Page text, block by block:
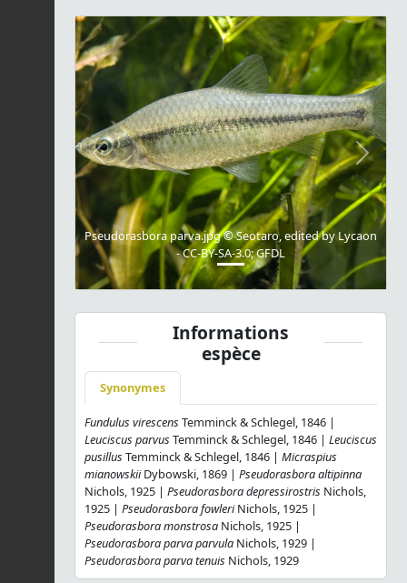
Pseudorasbora parva.jpg © Seotaro, edited by Lycaon
- CC-BY-SA-3.0; GFDL
Previous Next
Informations
espèce
Synonymes
Fundulus virescens Temminck & Schlegel, 1846 |
Leuciscus parvus Temminck & Schlegel, 1846 | Leuciscus
pusillus Temminck & Schlegel, 1846 | Micraspius
mianowskiiDybowski, 1869 | Pseudorasbora altipinna
Nichols, 1925 | Pseudorasbora depressirostris Nichols,
1925 | Pseudorasbora fowleriNichols, 1925 |
Pseudorasbora monstrosa Nichols, 1925 |
Pseudorasbora parva parvula Nichols, 1929 |
Pseudorasbora parva tenuis Nichols, 1929